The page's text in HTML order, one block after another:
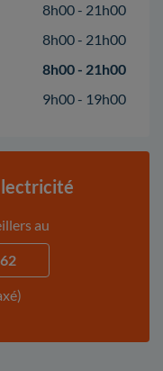
8h00 - 21h00
8h00 - 21h00
8h00 - 21h00
9h00 - 19h00
au